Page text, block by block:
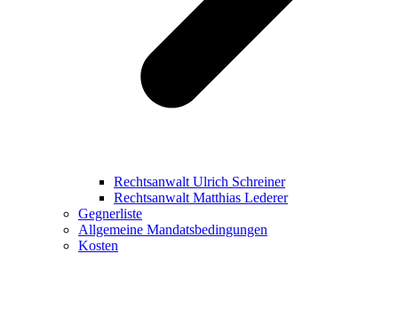
Rechtsanwalt Ulrich Schreiner
Rechtsanwalt Matthias Lederer
Gegnerliste
Allgemeine Mandatsbedingungen
Kosten